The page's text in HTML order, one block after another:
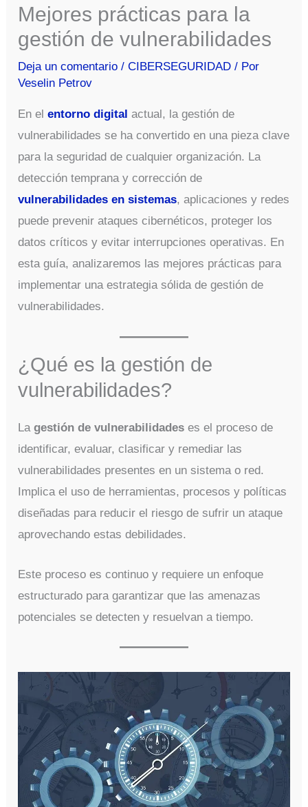
Mejores prácticas para la
gestión de vulnerabilidades
Deja un comentario /CIBERSEGURIDAD / Por
Veselin Petrov
En elentorno digital actual, la gestión de
vulnerabilidades se ha convertido en una pieza clave
para la seguridad de cualquier organización. La
detección temprana y corrección de
vulnerabilidades en sistemas, aplicaciones y redes
puede prevenir ataques cibernéticos, proteger los
datos críticos y evitar interrupciones operativas. En
esta guía, analizaremos las mejores prácticas para
implementar una estrategia sólida de gestión de
vulnerabilidades.
¿Qué es la gestión de
vulnerabilidades?
Lagestión de vulnerabilidades es el proceso de
identificar, evaluar, clasificar y remediar las
vulnerabilidades presentes en un sistema o red.
Implica el uso de herramientas, procesos y políticas
diseñadas para reducir el riesgo de sufrir un ataque
aprovechando estas debilidades.
Este proceso es continuo y requiere un enfoque
estructurado para garantizar que las amenazas
potenciales se detecten y resuelvan a tiempo.